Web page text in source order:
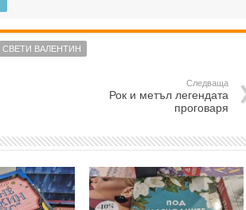
СВЕТИ ВАЛЕНТИН
Следваща
Рок и метъл легендата
проговаря